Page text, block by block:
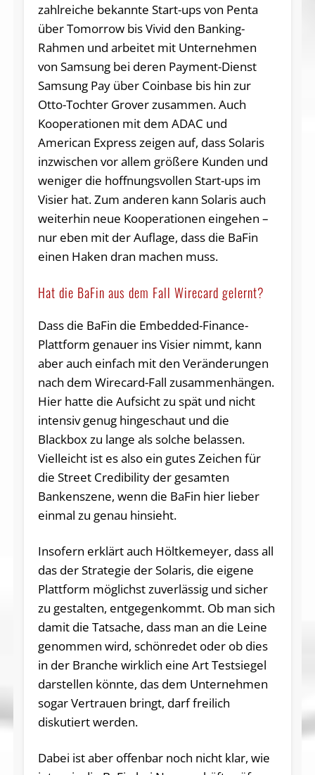
zahlreiche bekannte Start-ups von Penta
über Tomorrow bis Vivid den Banking-
Rahmen und arbeitet mit Unternehmen
von Samsung bei deren Payment-Dienst
Samsung Pay über Coinbase bis hin zur
Otto-Tochter Grover zusammen. Auch
Kooperationen mit dem ADAC und
American Express zeigen auf, dass Solaris
inzwischen vor allem größere Kunden und
weniger die hoffnungsvollen Start-ups im
Visier hat. Zum anderen kann Solaris auch
weiterhin neue Kooperationen eingehen –
nur eben mit der Auflage, dass die BaFin
einen Haken dran machen muss.
Hat die BaFin aus dem Fall Wirecard gelernt?
Dass die BaFin die Embedded-Finance-
Plattform genauer ins Visier nimmt, kann
aber auch einfach mit den Veränderungen
nach dem Wirecard-Fall zusammenhängen.
Hier hatte die Aufsicht zu spät und nicht
intensiv genug hingeschaut und die
Blackbox zu lange als solche belassen.
Vielleicht ist es also ein gutes Zeichen für
die Street Credibility der gesamten
Bankenszene, wenn die BaFin hier lieber
einmal zu genau hinsieht.
Insofern erklärt auch Höltkemeyer, dass all
das der Strategie der Solaris, die eigene
Plattform möglichst zuverlässig und sicher
zu gestalten, entgegenkommt. Ob man sich
damit die Tatsache, dass man an die Leine
genommen wird, schönredet oder ob dies
in der Branche wirklich eine Art Testsiegel
darstellen könnte, das dem Unternehmen
sogar Vertrauen bringt, darf freilich
diskutiert werden.
Dabei ist aber offenbar noch nicht klar, wie